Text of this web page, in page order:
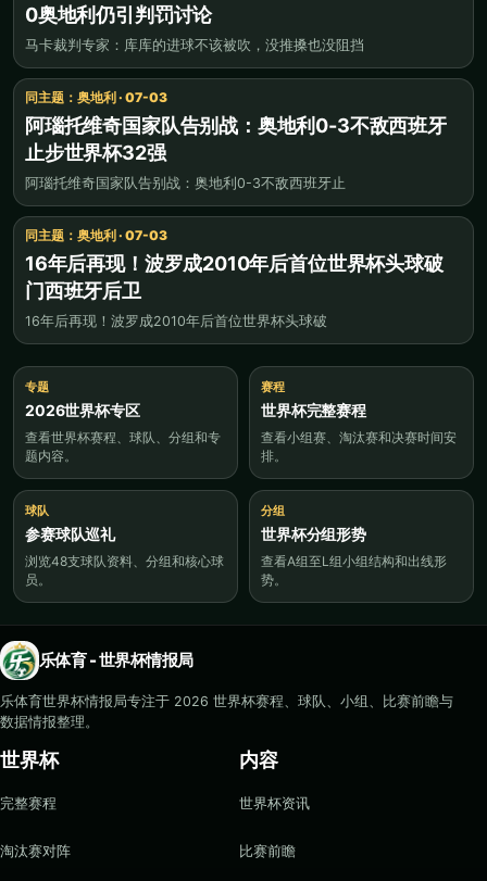
0奥地利仍引判罚讨论
马卡裁判专家：库库的进球不该被吹，没推搡也没阻挡
同主题：奥地利 · 07-03
阿瑙托维奇国家队告别战：奥地利0-3不敌西班牙
止步世界杯32强
阿瑙托维奇国家队告别战：奥地利0-3不敌西班牙止
同主题：奥地利 · 07-03
16年后再现！波罗成2010年后首位世界杯头球破
门西班牙后卫
16年后再现！波罗成2010年后首位世界杯头球破
专题
2026世界杯专区
查看世界杯赛程、球队、分组和专
题内容。
赛程
世界杯完整赛程
查看小组赛、淘汰赛和决赛时间安
排。
球队
参赛球队巡礼
浏览48支球队资料、分组和核心球
员。
分组
世界杯分组形势
查看A组至L组小组结构和出线形
势。
乐体育 - 世界杯情报局
乐体育世界杯情报局专注于 2026 世界杯赛程、球队、小组、比赛前瞻与
数据情报整理。
世界杯
完整赛程
淘汰赛对阵
内容
世界杯资讯
比赛前瞻